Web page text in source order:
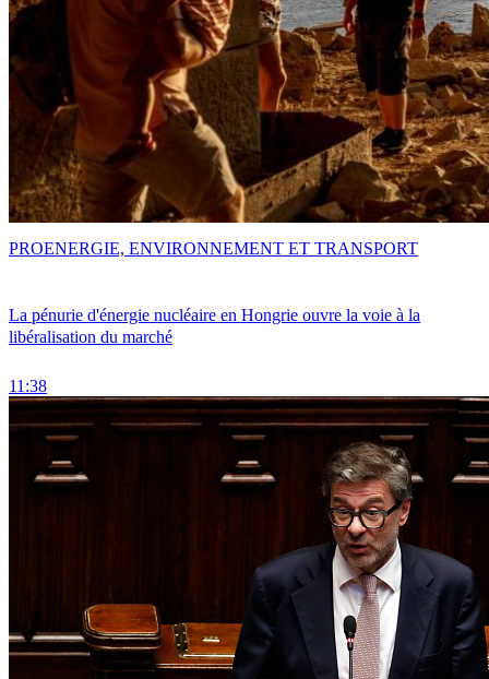
La pénurie d'énergie nucléaire en Hongrie ouvre la voie à la
libéralisation du marché
11:38
PROENERGIE, ENVIRONNEMENT ET TRANSPORT